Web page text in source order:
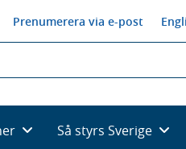
Prenumerera via e-post
Så styrs Sverige